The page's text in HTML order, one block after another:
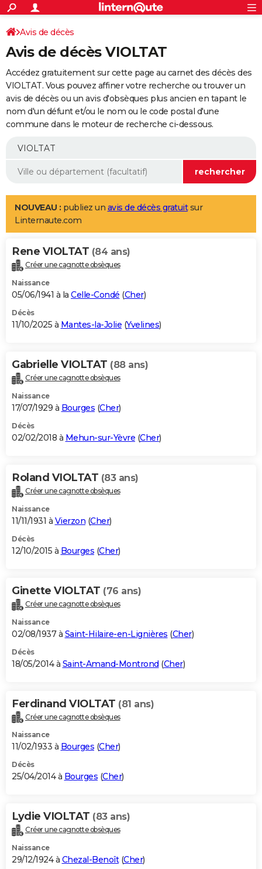
ACTUALITÉS
Politique
Société
Faits Divers
Education
Monde
Villes
+
SPORT
Coupe du monde 2026
Football
Tennis
Cyclisme
Rugby
Forum
Programme TV
TNT
Streaming
Cinéma
Sorties cinéma
Musique
+
FINANCE
Retraite
Epargne
Immobilier
Risques naturels par ville
Banque
Assurance
AUTO
Essais
Réserver un essai
Citadines
Berlines
SUV
Forum auto
+
Mobiles
Meilleur smartphone
Internet
Ordinateurs
Jeux vidéo
Guide high-tech
Aménagement intérieur
LIFESTYLE
Art de vivre
Bien-être
Loisirs
Mode
Modes de vie
Alimentation
Guide de la santé
Maladies
Médicaments
Sommeil
VOYAGE
Destinations
City break
Voyage nature
Voyage de noces
Forum
Climat
+PHOTO
GUIDES D'ACHAT
BONS PLANS
Carte de Noël
Carte Bonne année
Carte Saint-Valentin
Carte Pâques
Carte d'anniversaire
DICTIONNAIRE
Dictionnaire
Biographies
Citations
Expressions
Proverbes
PROGRAMME TV
S'inscrire
Se connecter
Lycées
Collèges
Primaires
Universités
Entreprises
Service militaire
Avis de recherche
AVIS DE DÉCÈS
Bricolage
Lifestyle
Culture
Sport
Auto
Television
Voyage
Cinema
Avis de décès
Avis de décès VIOLTAT
Accédez gratuitement sur cette page au carnet des décès des
VIOLTAT. Vous pouvez affiner votre recherche ou trouver un
avis de décès ou un avis d'obsèques plus ancien en tapant le
nom d'un défunt et/ou le nom ou le code postal d'une
commune dans le moteur de recherche ci-dessous.
NOUVEAU : publiez un avis de décès gratuitsur
Linternaute.com
Rene VIOLTAT (84 ans)
Créer une cagnotte obsèques
Naissance
05/06/1941 à la Celle-Condé (Cher)
Décès
11/10/2025 à Mantes-la-Jolie (Yvelines)
Gabrielle VIOLTAT (88 ans)
Créer une cagnotte obsèques
Naissance
17/07/1929 à Bourges (Cher)
Décès
02/02/2018 à Mehun-sur-Yèvre (Cher)
Roland VIOLTAT (83 ans)
Créer une cagnotte obsèques
Naissance
11/11/1931 à Vierzon (Cher)
Décès
12/10/2015 à Bourges (Cher)
Ginette VIOLTAT (76 ans)
Créer une cagnotte obsèques
Naissance
02/08/1937 à Saint-Hilaire-en-Lignières (Cher)
Décès
18/05/2014 à Saint-Amand-Montrond (Cher)
Ferdinand VIOLTAT (81 ans)
Créer une cagnotte obsèques
Naissance
11/02/1933 à Bourges (Cher)
Décès
25/04/2014 à Bourges (Cher)
Lydie VIOLTAT (83 ans)
Créer une cagnotte obsèques
Naissance
29/12/1924 à Chezal-Benoît(Cher)